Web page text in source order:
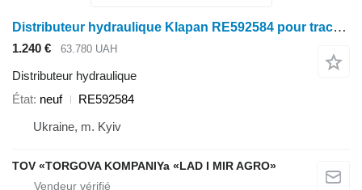
Distributeur hydraulique Klapan RE592584 pour tracteur John Deere
1.240 € 63.780 UAH
Distributeur hydraulique
État neuf
RE592584
Ukraine, m. Kyiv
TOV «TORGOVA KOMPANIYa «LAD I MIR AGRO»